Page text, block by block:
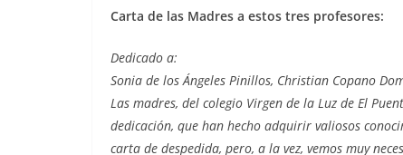
Carta de las Madres a estos tres profesores:
Dedicado a:
Sonia de los Ángeles Pinillos, Christian Copano
Las madres, del colegio Virgen de la Luz de El
dedicación, que han hecho adquirir valiosos
carta de despedida, pero, a la vez, vemos muy